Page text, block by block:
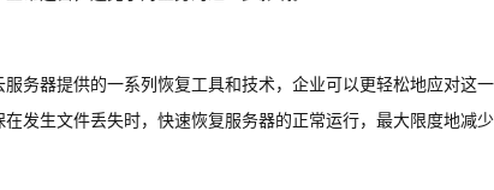
务器提供的一系列恢复工具和技术，企业可以更轻松地应对这
发生文件丢失时，快速恢复服务器的正常运行，最大限度地减